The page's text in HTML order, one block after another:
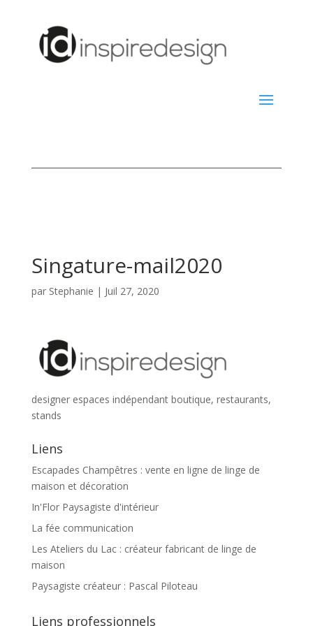
Singature-mail2020
par Stephanie | Juil 27, 2020
designer espaces indépendant boutique, restaurants,
stands
Liens
Escapades Champêtres : vente en ligne de linge de
maison et décoration
In'Flor Paysagiste d'intérieur
La fée communication
Les Ateliers du Lac : créateur fabricant de linge de
maison
Paysagiste créateur : Pascal Piloteau
Liens professionnels